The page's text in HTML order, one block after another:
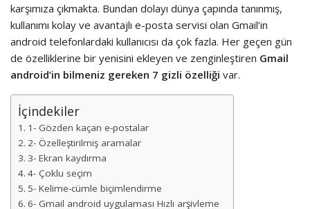
karşımıza çıkmakta. Bundan dolayı dünya çapında tanınmış,
kullanımı kolay ve avantajlı e-posta servisi olan Gmail’in
android telefonlardaki kullanıcısı da çok fazla. Her geçen gün
de özelliklerine bir yenisini ekleyen ve zenginleştiren Gmail
android’in bilmeniz gereken 7 gizli özelliği var.
İçindekiler
1- Gözden kaçan e-postalar
2- Özelleştirilmiş aramalar
3- Ekran kaydırma
4- Çoklu seçim
5- Kelime-cümle biçimlendirme
6- Gmail android uygulaması Hızlı arşivleme